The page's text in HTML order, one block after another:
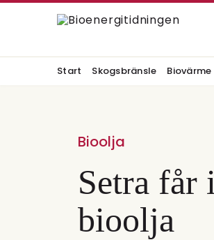
Start Skogsbränsle Biovärme
Bioolja
Setra får
bioolja